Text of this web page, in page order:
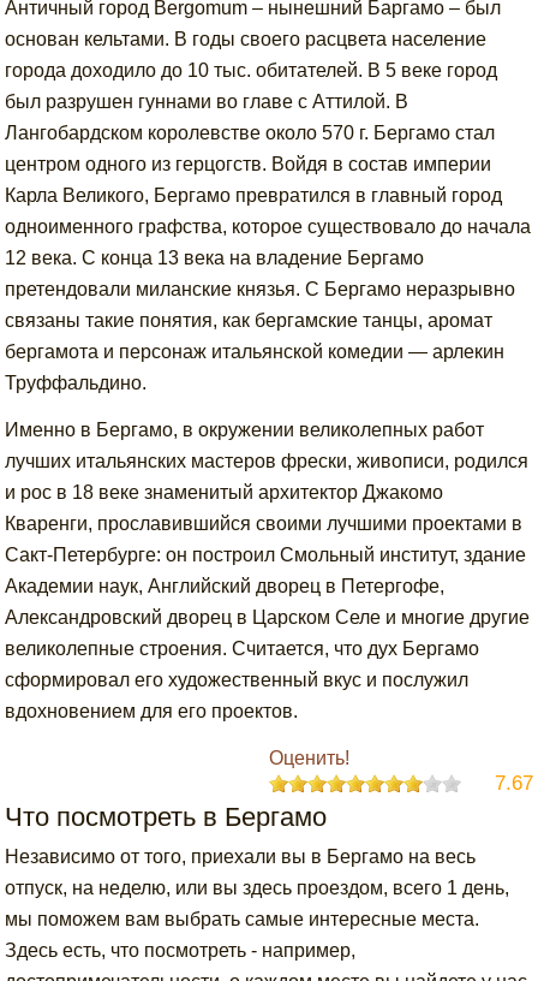
Античный город Bergomum – нынешний Баргамо – был
основан кельтами. В годы своего расцвета население
города доходило до 10 тыс. обитателей. В 5 веке город
был разрушен гуннами во главе с Аттилой. В
Лангобардском королевстве около 570 г. Бергамо стал
центром одного из герцогств. Войдя в состав империи
Карла Великого, Бергамо превратился в главный город
одноименного графства, которое существовало до начала
12 века. С конца 13 века на владение Бергамо
претендовали миланские князья. С Бергамо неразрывно
связаны такие понятия, как бергамские танцы, аромат
бергамота и персонаж итальянской комедии — арлекин
Труффальдино.
Именно в Бергамо, в окружении великолепных работ
лучших итальянских мастеров фрески, живописи, родился
и рос в 18 веке знаменитый архитектор Джакомо
Кваренги, прославившийся своими лучшими проектами в
Сакт-Петербурге: он построил Смольный институт, здание
Академии наук, Английский дворец в Петергофе,
Александровский дворец в Царском Селе и многие другие
великолепные строения. Считается, что дух Бергамо
сформировал его художественный вкус и послужил
вдохновением для его проектов.
Оценить!
7.67
Что посмотреть в Бергамо
Независимо от того, приехали вы в Бергамо на весь
отпуск, на неделю, или вы здесь проездом, всего 1 день,
мы поможем вам выбрать самые интересные места.
Здесь есть, что посмотреть - например,